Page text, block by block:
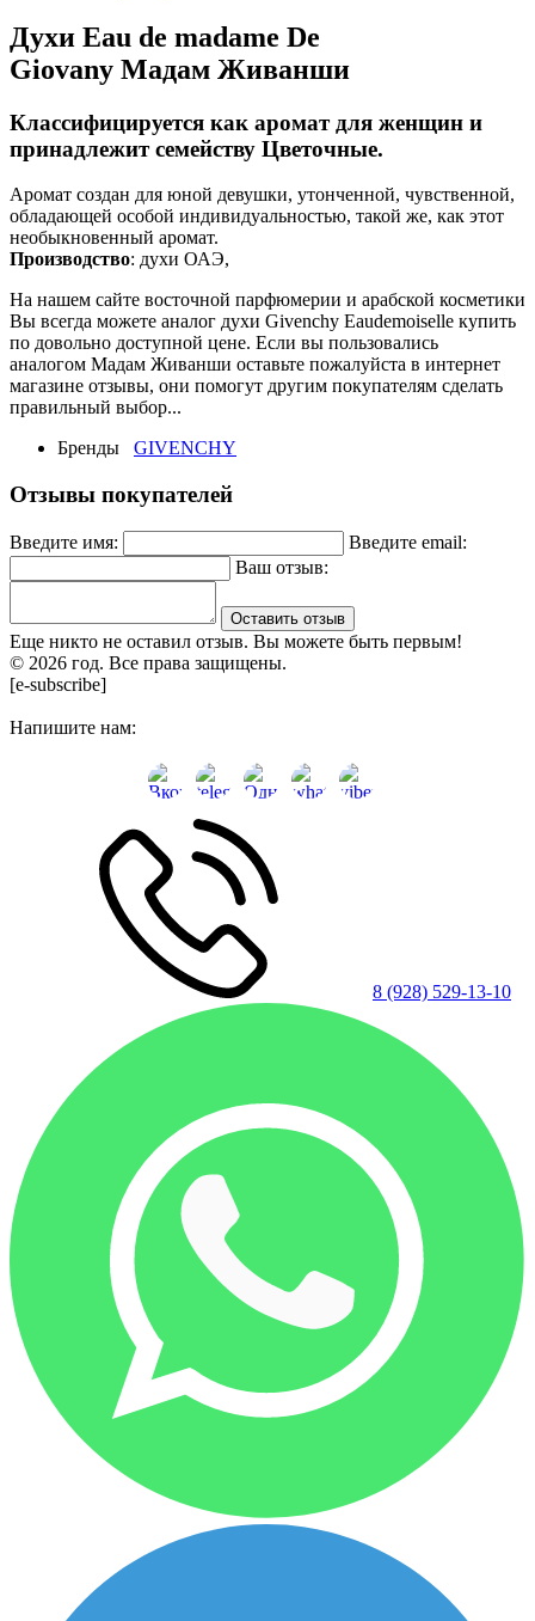
Духи Eau de madame De
Giovany Мадам Живанши
Классифицируется как аромат для женщин и
принадлежит семейству Цветочные.
Аромат создан для юной девушки, утонченной, чувственной,
обладающей особой индивидуальностью, такой же, как этот
необыкновенный аромат.
Производство: духи ОАЭ,
На нашем сайте восточной парфюмерии и арабской косметики
Вы всегда можете аналог духи Givenchy Eaudemoiselle купить
по довольно доступной цене. Если вы пользовались
аналогом Мадам Живанши оставьте пожалуйста в интернет
магазине отзывы, они помогут другим покупателям сделать
правильный выбор...
Бренды
GIVENCHY
Отзывы покупателей
Введите имя:
Введите email:
Ваш отзыв:
Оставить отзыв
Еще никто не оставил отзыв. Вы можете быть первым!
© 2026 год. Все права защищены.
[e-subscribe]
Напишите нам:
8 (928) 529-13-10